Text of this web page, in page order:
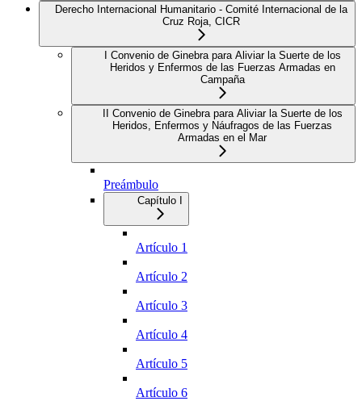
Derecho Internacional Humanitario - Comité Internacional de la
Cruz Roja, CICR
I Convenio de Ginebra para Aliviar la Suerte de los
Heridos y Enfermos de las Fuerzas Armadas en
Campaña
II Convenio de Ginebra para Aliviar la Suerte de los
Heridos, Enfermos y Náufragos de las Fuerzas
Armadas en el Mar
Preámbulo
Capítulo I
Artículo 1
Artículo 2
Artículo 3
Artículo 4
Artículo 5
Artículo 6